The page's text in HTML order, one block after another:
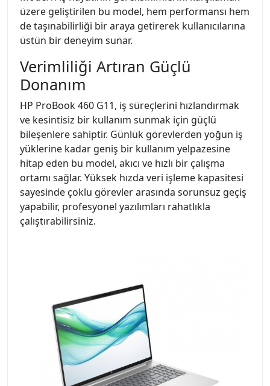
üzere geliştirilen bu model, hem performansı hem
de taşınabilirliği bir araya getirerek kullanıcılarına
üstün bir deneyim sunar.
Verimliliği Artıran Güçlü
Donanım
HP ProBook 460 G11, iş süreçlerini hızlandırmak
ve kesintisiz bir kullanım sunmak için güçlü
bileşenlere sahiptir. Günlük görevlerden yoğun iş
yüklerine kadar geniş bir kullanım yelpazesine
hitap eden bu model, akıcı ve hızlı bir çalışma
ortamı sağlar. Yüksek hızda veri işleme kapasitesi
sayesinde çoklu görevler arasında sorunsuz geçiş
yapabilir, profesyonel yazılımları rahatlıkla
çalıştırabilirsiniz.